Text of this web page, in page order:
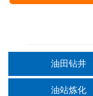
油田钻井
油站炼化